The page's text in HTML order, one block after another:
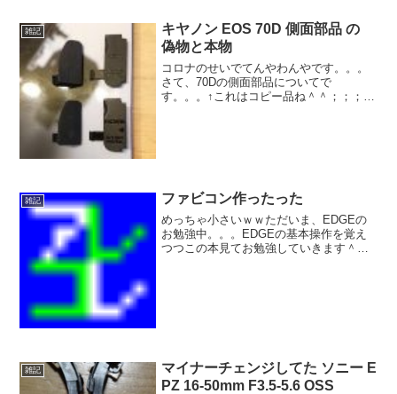
雑記
キヤノン EOS 70D 側面部品 の
偽物と本物
コロナのせいでてんやわんやです。。。
さて、70Dの側面部品についてで
す。。。↑これはコピー品ね＾＾；；；交
雑記 ファビコン作ったった
めっちゃ小さいｗｗただいま、EDGEの
お勉強中。。。EDGEの基本操作を覚え
つつこの本見てお勉強していきます＾＾
雑記
マイナーチェンジしてた ソニー E
PZ 16-50mm F3.5-5.6 OSS